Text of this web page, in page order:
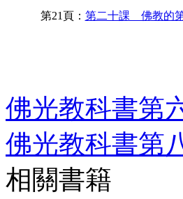
第21頁： 第二十課 佛教的
佛光教科書第
佛光教科書第
相關書籍